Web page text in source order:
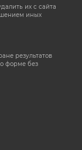
их с сайта
иных
результатов
форме без